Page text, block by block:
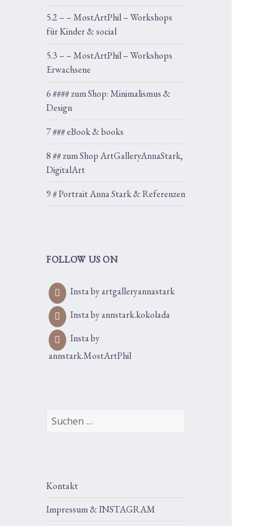
5.2 – – MostArtPhil – Workshops
für Kinder & social
5.3 – – MostArtPhil – Workshops
Erwachsene
6 #### zum Shop: Minimalismus &
Design
7 ### eBook & books
8 ## zum Shop ArtGalleryAnnaStark,
DigitalArt
9 # Portrait Anna Stark & Referenzen
FOLLOW US ON
Insta by artgalleryannastark
Insta by annstark.kokolada
Insta by
annstark.MostArtPhil
Suchen
Kontakt
Impressum & INSTAGRAM